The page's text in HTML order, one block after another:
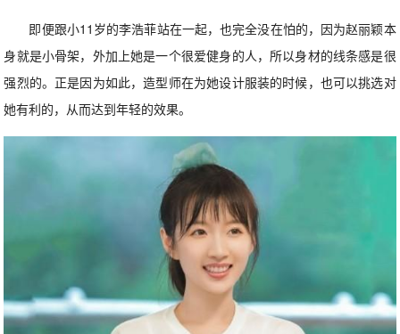
即便跟小11岁的李浩菲站在一起，也完全没在怕的，因为赵丽颖本
身就是小骨架，外加上她是一个很爱健身的人，所以身材的线条感是很
强烈的。正是因为如此，造型师在为她设计服装的时候，也可以挑选对
她有利的，从而达到年轻的效果。